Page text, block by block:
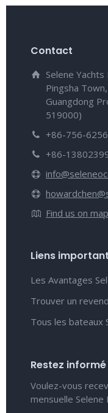
Contact
Selene
Pingsha
Guangdong
519000)
+86-756-
+86-
Find us on map
Liens
Les Avantages
Trouver un
Tous les bateaux
Restez informé
Voulez-vous
mensuelle Selene